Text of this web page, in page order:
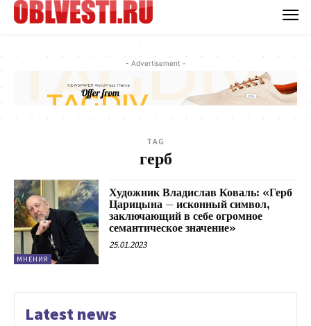
- Advertisement -
TAG
герб
МНЕНИЯ
Художник Владислав Коваль: «Герб
Царицына – исконный символ,
заключающий в себе огромное
семантическое значение»
25.01.2023
Latest news